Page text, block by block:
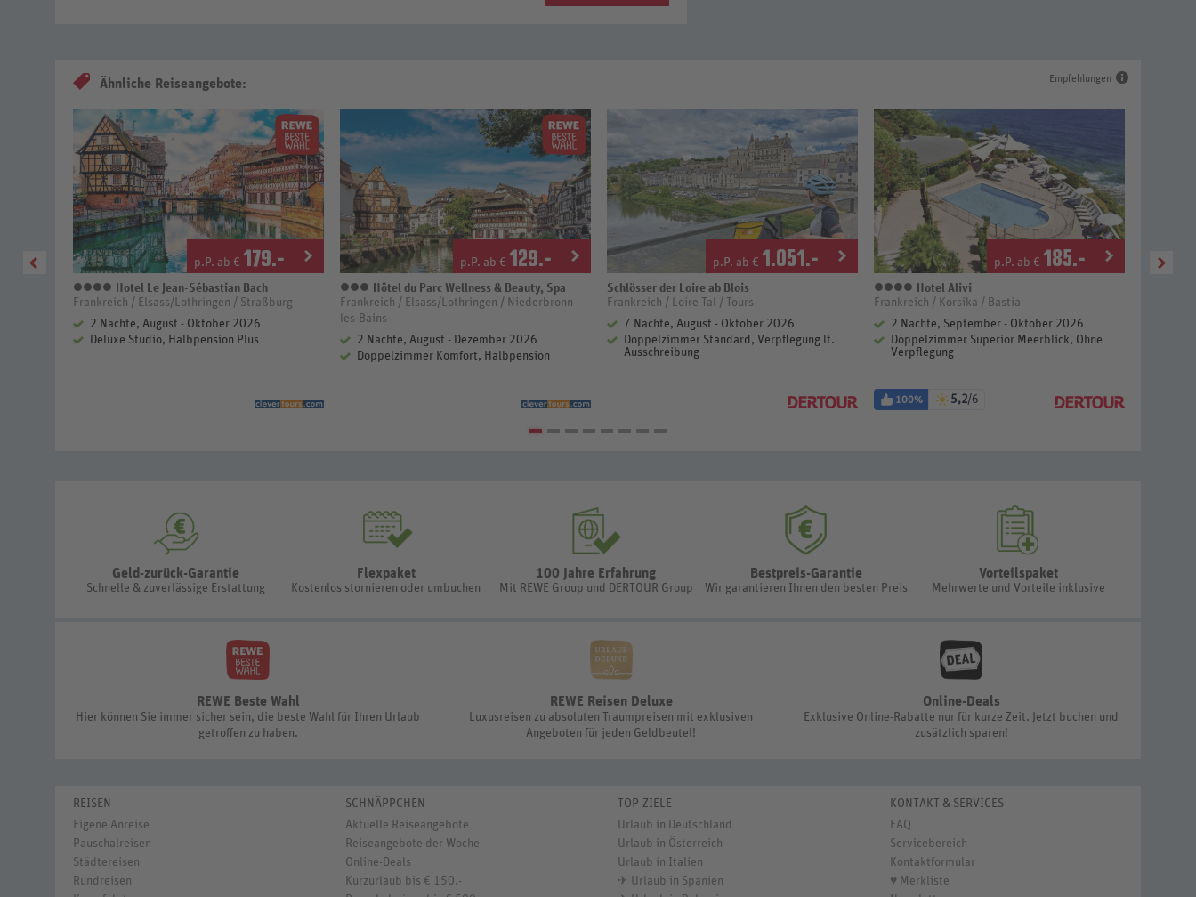
Empfehlungen
Ähnliche Reiseangebote:
p.P. ab € 179.-
4 Sterne
Hotel Le Jean-Sébastian Bach
Frankreich / Elsass/Lothringen / Straßburg
2 Nächte, August - Oktober 2026
Deluxe Studio, Halbpension Plus
p.P. ab € 129.-
3 Sterne
Hôtel du Parc Wellness & Beauty, Spa
Frankreich / Elsass/Lothringen / Niederbronn-
les-Bains
2 Nächte, August - Dezember 2026
Doppelzimmer Komfort, Halbpension
p.P. ab € 1.051.-
Schlösser der Loire ab Blois
Frankreich / Loire-Tal / Tours
7 Nächte, August - Oktober 2026
Doppelzimmer Standard, Verpflegung lt.
Ausschreibung
p.P. ab € 185.-
4 Sterne
Hotel Alivi
Frankreich / Korsika / Bastia
2 Nächte, September - Oktober 2026
Doppelzimmer Superior Meerblick, Ohne
Verpflegung
100% 5,2/6
Geld-zurück-Garantie
Schnelle & zuverlässige Erstattung
Flexpaket
Kostenlos stornieren oder umbuchen
100 Jahre Erfahrung
Mit REWE Group und DERTOUR Group
Bestpreis-Garantie
Wir garantieren Ihnen den besten Preis
Vorteilspaket
Mehrwerte und Vorteile inklusive
REWE Beste Wahl
Hier können Sie immer sicher sein, die beste Wahl für Ihren Urlaub
getroffen zu haben.
REWE Reisen Deluxe
Luxusreisen zu absoluten Traumpreisen mit exklusiven
Angeboten für jeden Geldbeutel!
Online-Deals
Exklusive Online-Rabatte nur für kurze Zeit. Jetzt buchen und
zusätzlich sparen!
REISEN
Eigene Anreise
Pauschalreisen
Städtereisen
Rundreisen
SCHNÄPPCHEN
Aktuelle Reiseangebote
Reiseangebote der Woche
Online-Deals
Kurzurlaub bis € 150.-
TOP-ZIELE
Urlaub in Deutschland
Urlaub in Österreich
Urlaub in Italien
✈ Urlaub in Spanien
KONTAKT & SERVICES
FAQ
Servicebereich
Kontaktformular
♥ Merkliste